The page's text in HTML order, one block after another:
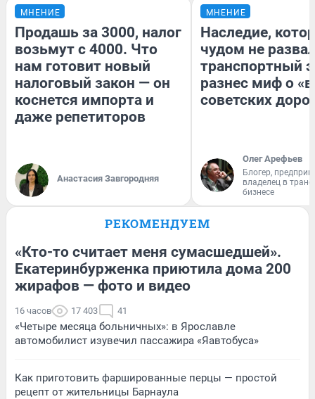
МНЕНИЕ
Продашь за 3000, налог
возьмут с 4000. Что
нам готовит новый
налоговый закон — он
коснется импорта и
даже репетиторов
Анастасия Завгородняя
МНЕНИЕ
Наследие,
чудом не
транспортный
разнес миф о
советских
Олег Арефьев
Блогер,
владелец в
бизнесе
РЕКОМЕНДУЕМ
«Кто-то считает меня сумасшедшей».
Екатеринбурженка приютила дома 200
жирафов — фото и видео
16 часов 17 403 41
«Четыре месяца больничных»: в Ярославле
автомобилист изувечил пассажира «Яавтобуса»
Как приготовить фаршированные перцы — простой
рецепт от жительницы Барнаула